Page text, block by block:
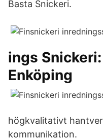
Basta Snickeri.
ings
Enköping
högkvalitativt
kommunikation.